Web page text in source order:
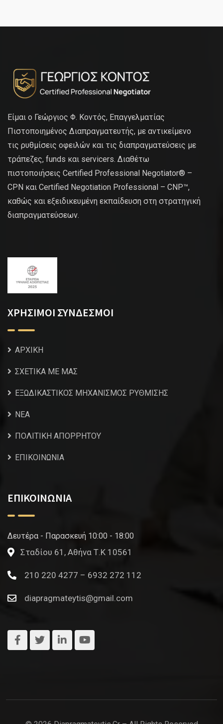
Είμαι ο Γεώργιος Φ. Κοντός, Επαγγελματίας
Πιστοποιημένος Διαπραγματευτής, με αντικείμενο
τις ρυθμίσεις οφειλών και τις διαπραγματεύσεις με
τράπεζες, funds και servicers. Διαθέτω
πιστοποιήσεις Certified Professional Negotiator® –
CPN και Certified Negotiation Professional – CNP™,
καθώς και εξειδικευμένη εκπαίδευση στη στρατηγική
διαπραγματεύσεων.
ΧΡΗΣΙΜΟΙ ΣΥΝΔΕΣΜΟΙ
ΑΡΧΙΚΗ
ΣΧΕΤΙΚΑ ΜΕ ΜΑΣ
ΕΞΩΔΙΚΑΣΤΙΚΟΣ ΜΗΧΑΝΙΣΜΟΣ ΡΥΘΜΙΣΗΣ
NEA
ΠΟΛΙΤΙΚΗ ΑΠΟΡΡΗΤΟΥ
ΕΠΙΚΟΙΝΩΝΙΑ
ΕΠΙΚΟΙΝΩΝΙΑ
Δευτέρα - Παρασκευή 10:00 - 18:00
Σταδίου 61, Αθήνα Τ.Κ 10561
210 220 4277 – 6932 272 112
diapragmateytis@gmail.com